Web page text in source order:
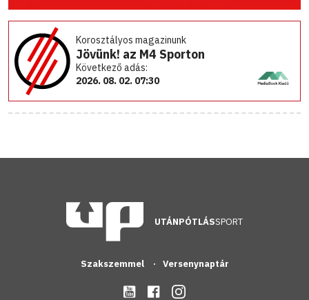
Korosztályos magazinunk
Jövünk! az M4 Sporton
Következő adás:
2026. 08. 02. 07:30
UTÁNPÓTLÁSSPORT
Szakszemmel Versenynaptár